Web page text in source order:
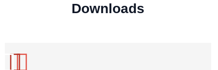
Downloads